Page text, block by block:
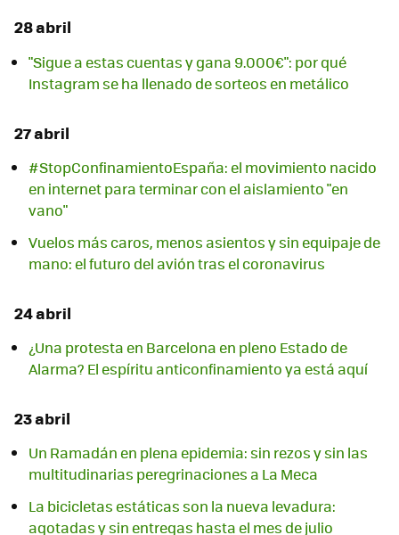
28 abril
"Sigue a estas cuentas y gana 9.000€": por qué
Instagram se ha llenado de sorteos en metálico
27 abril
#StopConfinamientoEspaña: el movimiento nacido
en internet para terminar con el aislamiento "en
vano"
Vuelos más caros, menos asientos y sin equipaje de
mano: el futuro del avión tras el coronavirus
24 abril
¿Una protesta en Barcelona en pleno Estado de
Alarma? El espíritu anticonfinamiento ya está aquí
23 abril
Un Ramadán en plena epidemia: sin rezos y sin las
multitudinarias peregrinaciones a La Meca
La bicicletas estáticas son la nueva levadura:
agotadas y sin entregas hasta el mes de julio